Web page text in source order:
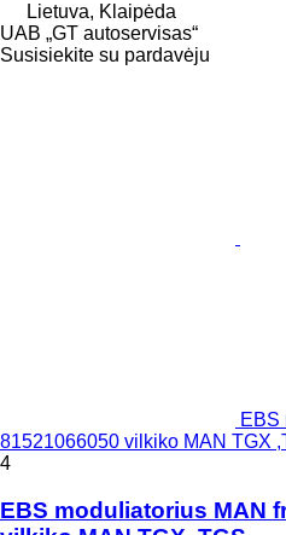
Lietuva, Klaipėda
UAB „GT autoservisas“
Susisiekite su pardavėju
EBS
81521066050 vilkiko MAN TGX
4
EBS moduliatorius MAN